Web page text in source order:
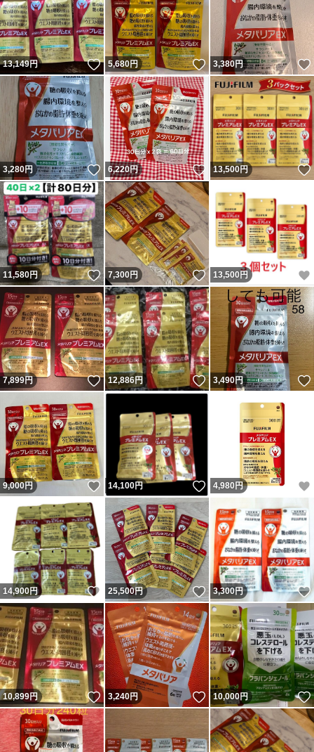
13,149円 いいね！
5,680円 いいね！
3,380円
3,280円 いいね！
6,220円 いいね！
13,500円
11,580円 いいね！
7,300円 いいね！
13,500 円
7,899円 いいね！
12,886円 いいね！
3,490円
9,000円 いいね！
14,100円 いいね！
4,980 円
14,900円 いいね！
25,500円 いいね！
3,300円
10,899円 いいね！
3,240円 いいね！
10,000円